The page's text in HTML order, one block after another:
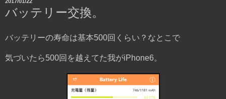
バッテリー交換。
バッテリーの寿命は基本500回くらい？なとこで
気づいたら500回を越えてた我がiPhone6。